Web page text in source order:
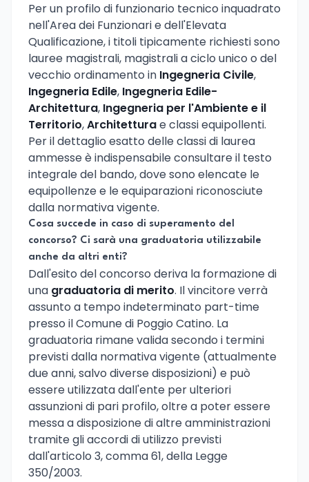
Per un profilo di funzionario tecnico inquadrato
nell'Area dei Funzionari e dell'Elevata
Qualificazione, i titoli tipicamente richiesti sono
lauree magistrali, magistrali a ciclo unico o del
vecchio ordinamento in Ingegneria Civile,
Ingegneria Edile, Ingegneria Edile-
Architettura, Ingegneria per l'Ambiente e il
Territorio,Architetturae classi equipollenti.
Per il dettaglio esatto delle classi di laurea
ammesse è indispensabile consultare il testo
integrale del bando, dove sono elencate le
equipollenze e le equiparazioni riconosciute
dalla normativa vigente.
Cosa succede in caso di superamento del
concorso? Ci sarà una graduatoria utilizzabile
anche da altri enti?
Dall'esito del concorso deriva la formazione di
una graduatoria di merito. Il vincitore verrà
assunto a tempo indeterminato part-time
presso il Comune di Poggio Catino. La
graduatoria rimane valida secondo i termini
previsti dalla normativa vigente (attualmente
due anni, salvo diverse disposizioni) e può
essere utilizzata dall'ente per ulteriori
assunzioni di pari profilo, oltre a poter essere
messa a disposizione di altre amministrazioni
tramite gli accordi di utilizzo previsti
dall'articolo 3, comma 61, della Legge
350/2003.